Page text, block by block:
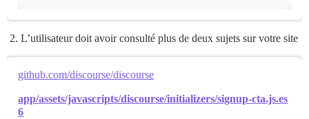
L’utilisateur doit avoir consulté plus de deux sujets sur votre site
github.com/discourse/discourse
app/assets/javascripts/discourse/initializers/signup-cta.js.es
6